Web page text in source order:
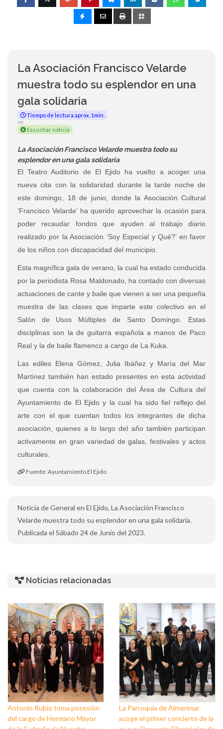
La Asociación Francisco Velarde
muestra todo su esplendor en una
gala solidaria
Tiempo de lectura aprox. 1min.
Escuchar noticia
La Asociación Francisco Velarde muestra todo su
esplendor en una gala solidaria
El Teatro Auditorio de El Ejido ha vuelto a acoger una
nueva cita con la solidaridad durante la tarde noche de
este domingo, 18 de junio, donde la Asociación Cultural
‘Francisco Velarde’ ha querido aprovechar la ocasión para
poder recaudar fondos que ayuden al trabajo diario
realizado por la Asociación ‘Soy Especial y Qué?’ en favor
de los niños con discapacidad del municipio.
Esta magnífica gala de verano, la cual ha estado conducida
por la periodista Rosa Maldonado, ha contado con diversas
actuaciones de cante y baile que vienen a ser una pequeña
muestra de las clases que imparte este colectivo en el
Salón de Usos Múltiples de Santo Domingo. Estas
disciplinas son la de guitarra española a manos de Paco
Real y la de baile flamenco a cargo de La Kuka.
Las ediles Elena Gómez, Julia Ibáñez y María del Mar
Martínez también han estado presentes en esta actividad
que cuenta con la colaboración del Área de Cultura del
Ayuntamiento de El Ejido y la cual ha sido fiel reflejo del
arte con el que cuentan todos los integrantes de dicha
asociación, quienes a lo largo del año también participan
activamente en gran variedad de galas, festivales y actos
culturales.
Fuente: Ayuntamiento El Ejido
Noticia de General en El Ejido, La Asociación Francisco
Velarde muestra todo su esplendor en una gala solidaria.
Publicada el Sábado 24 de Junio del 2023.
Noticias relacionadas
Antonio Rubio toma posesión
del cargo de Hermano Mayor
La Parroquia de Almerimar
acoge el primer concierto de la